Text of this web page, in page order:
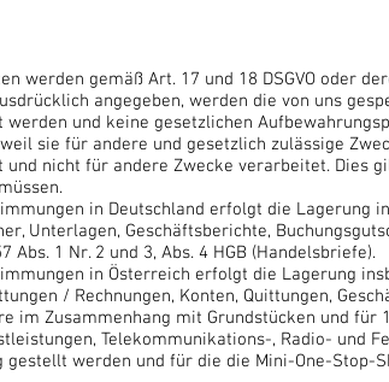
werden gemäß Art. 17 und 18 DSGVO oder
angegeben, werden die von uns
und keine gesetzlichen
sie für andere und gesetzlich zulässige
und nicht für andere Zwecke verarbeitet. Dies
in Deutschland erfolgt die Lagerung
Unterlagen, Geschäftsberichte,
Abs. 1 Nr. 2 und 3, Abs. 4 HGB (Handelsbriefe).
in Österreich erfolgt die Lagerung
/ Rechnungen, Konten, Quittungen,
im Zusammenhang mit Grundstücken und
Telekommunikations-, Radio- und
werden und für die die Mini-One-Stop-